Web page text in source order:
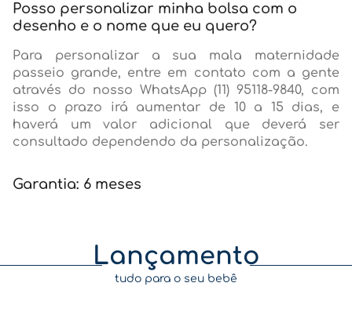
Posso personalizar minha bolsa com o
desenho e o nome que eu quero?
Para personalizar a sua mala maternidade
passeio grande, entre em contato com a gente
através do nosso WhatsApp (11) 95118-9840, com
isso o prazo irá aumentar de 10 a 15 dias, e
haverá um valor adicional que deverá ser
consultado dependendo da personalização.
Garantia: 6 meses
Lançamento
tudo para o seu bebê